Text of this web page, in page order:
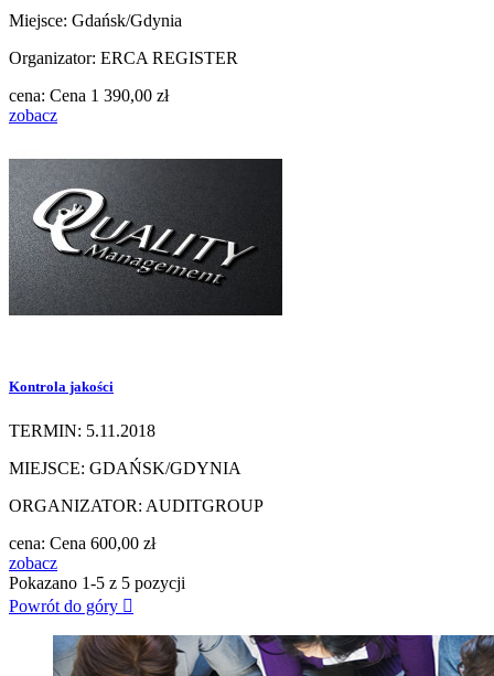
Miejsce: Gdańsk/Gdynia
Organizator: ERCA REGISTER
cena: Cena 1 390,00 zł
zobacz
Kontrola jakości
TERMIN: 5.11.2018
MIEJSCE: GDAŃSK/GDYNIA
ORGANIZATOR: AUDITGROUP
cena: Cena 600,00 zł
zobacz
Pokazano 1-5 z 5 pozycji
Powrót do góry 